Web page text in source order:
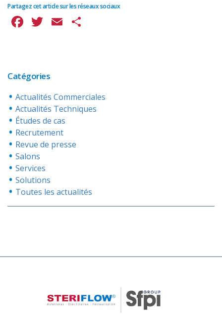
Partagez cet article sur les réseaux sociaux
Facebook
Twitter
Email
Catégories
Actualités Commerciales
Actualités Techniques
Études de cas
Recrutement
Revue de presse
Salons
Services
Solutions
Toutes les actualités